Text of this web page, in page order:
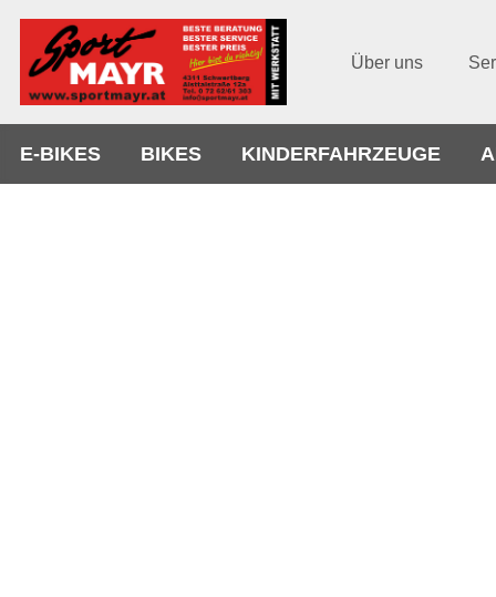
Über uns
E-BIKES BIKES KINDERFAHRZEUGE